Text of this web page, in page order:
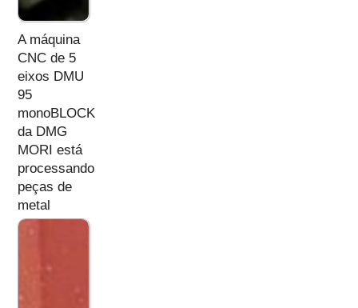
A máquina
CNC de 5
eixos DMU
95
monoBLOCK
da DMG
MORI está
processando
peças de
metal